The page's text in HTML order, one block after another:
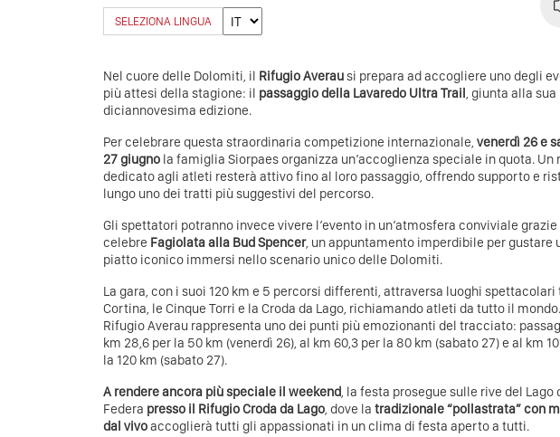
SELEZIONA LINGUA
Nel cuore delle Dolomiti, il Rifugio Averausi prepara ad accogliere uno degli
più attesi della stagione: il passaggio della Lavaredo Ultra Trail, giunta alla sua
diciannovesima edizione.
Per celebrare questa straordinaria competizione internazionale, venerdì 26 e
27 giugno la famiglia Siorpaes organizza un’accoglienza speciale in quota. Un
dedicato agli atleti resterà attivo fino al loro passaggio, offrendo supporto e
lungo uno dei tratti più suggestivi del percorso.
Gli spettatori potranno invece vivere l’evento in un’atmosfera conviviale
celebre Fagiolata alla Bud Spencer, un appuntamento imperdibile per gustare
piatto iconico immersi nello scenario unico delle Dolomiti.
La gara, con i suoi 120 km e 5 percorsi differenti, attraversa luoghi spettacolari
Cortina, le Cinque Torri e la Croda da Lago, richiamando atleti da tutto il
Rifugio Averau rappresenta uno dei punti più emozionanti del tracciato:
km 28,6 per la 50 km (venerdì 26), al km 60,3 per la 80 km (sabato 27) e al km
la 120 km (sabato 27).
A rendere ancora più speciale il weekend, la festa prosegue sulle rive del Lago
Federa presso il Rifugio Croda da Lago, dove la tradizionale “pollastrata”con
dal vivoaccoglierà tutti gli appassionati in un clima di festa aperto a tutti.